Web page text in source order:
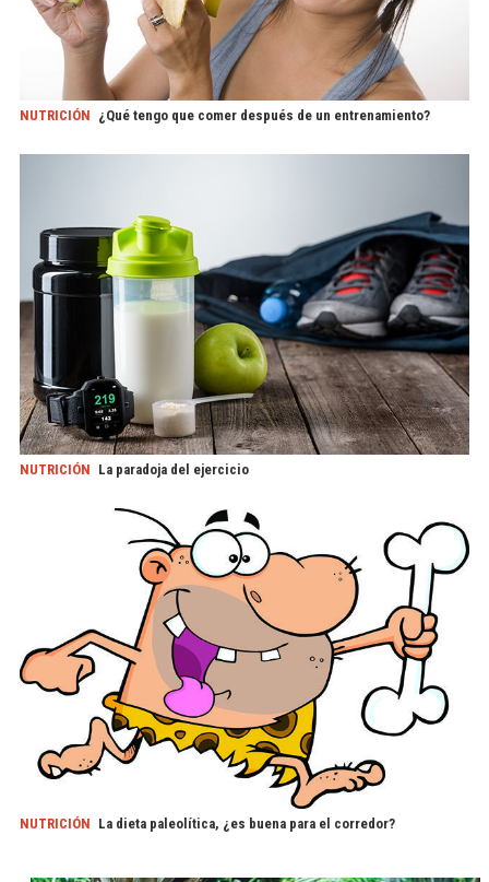
NUTRICIÓN ¿Qué tengo que comer después de un entrenamiento?
NUTRICIÓN La paradoja del ejercicio
NUTRICIÓN La dieta paleolítica, ¿es buena para el corredor?